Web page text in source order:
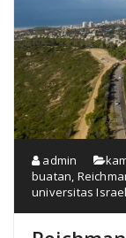
admin
buatan,
universitas Israel